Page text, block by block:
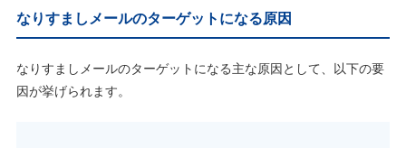
なりすましメールのターゲットになる原因
なりすましメールのターゲットになる主な原因として、以下の要
因が挙げられます。